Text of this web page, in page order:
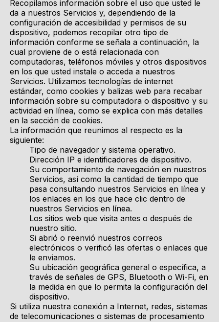
Recopilamos información sobre el uso que usted le
da a nuestros Servicios y, dependiendo de la
configuración de accesibilidad y permisos de su
dispositivo, podemos recopilar otro tipo de
información conforme se señala a continuación, la
cual proviene de o está relacionada con
computadoras, teléfonos móviles y otros dispositivos
en los que usted instale o acceda a nuestros
Servicios. Utilizamos tecnologías de internet
estándar, como cookies y balizas web para recabar
información sobre su computadora o dispositivo y su
actividad en línea, como se explica con más detalles
en la sección de cookies.
La información que reunimos al respecto es la
siguiente:
Tipo de navegador y sistema operativo.
Dirección IP e identificadores de dispositivo.
Su comportamiento de navegación en nuestros
Servicios, así como la cantidad de tiempo que
pasa consultando nuestros Servicios en línea y
los enlaces en los que hace clic dentro de
nuestros Servicios en línea.
Los sitios web que visita antes o después de
nuestro sitio.
Si abrió o reenvió nuestros correos
electrónicos o verificó las ofertas o enlaces que
le enviamos.
Su ubicación geográfica general o específica, a
través de señales de GPS, Bluetooth o Wi-Fi, en
la medida en que lo permita la configuración del
dispositivo.
Si utiliza nuestra conexión a Internet, redes, sistemas
de telecomunicaciones o sistemas de procesamiento